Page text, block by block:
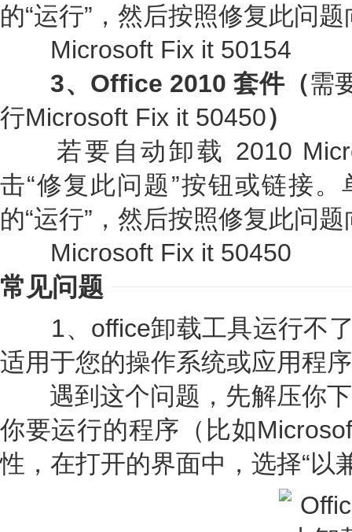
的“运行”，然后按照修复此问
Microsoft Fix it 50154
3、Office 2010 套件（需
行Microsoft Fix it 50450）
若要自动卸载 2010
击“修复此问题”按钮或链接
的“运行”，然后按照修复此问
Microsoft Fix it 50450
常见问题
1、office卸载工具运行不了
适用于您的操作系统或应用程
遇到这个问题，先解压你下
你要运行的程序（比如
性，在打开的界面中，选择“以